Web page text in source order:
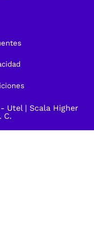
Utel| Scala Higher
C.